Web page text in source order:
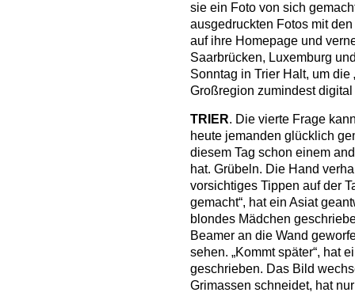
sie ein Foto von sich
ausgedruckten Fotos mit
auf ihre Homepage und
Saarbrücken, Luxemburg
Sonntag in Trier Halt, um die
Großregion zumindest
TRIER. Die vierte Frage
heute jemanden glücklich
diesem Tag schon einem
hat. Grübeln. Die Hand
vorsichtiges Tippen auf der
gemacht“, hat ein Asiat
blondes Mädchen
Beamer an die Wand
sehen. „Kommt später“, hat
geschrieben. Das Bild
Grimassen schneidet, hat